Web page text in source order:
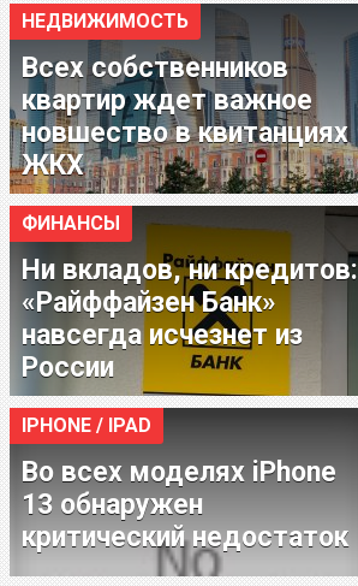
НЕДВИЖИМОСТЬ
Всех собственников
квартир ждет важное
новшество в квитанциях
ЖКХ
ФИНАНСЫ
Ни вкладов, ни кредитов:
«Райффайзен Банк»
навсегда исчезнет из
России
IPHONE / IPAD
Во всех моделях iPhone
13 обнаружен
критический недостаток